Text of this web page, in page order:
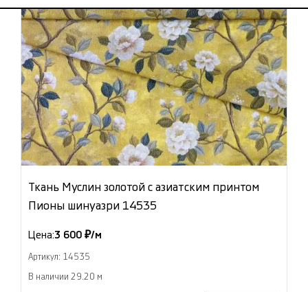
Ткань Муслин золотой с азиатским принтом
Пионы шинуазри 14535
Цена:3 600 ₽/м
Артикул: 14535
В наличии 29.20 м